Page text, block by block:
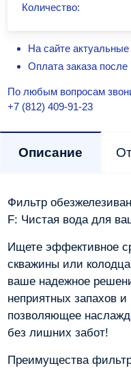
Количество:
На сайте
Оплата заказа после
По любым вопросам
+7 (812) 409-91-23
Описание
Фильтр
F: Чистая вода для
Ищете эффективное
скважины или
ваше надежное
неприятных запахов и
позволяющее
без лишних забот!
Преимущества